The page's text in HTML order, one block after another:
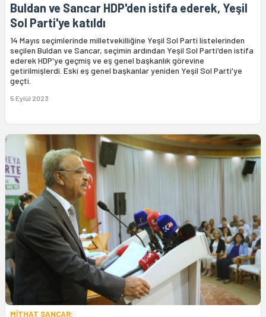
Buldan ve Sancar HDP'den istifa ederek, Yeşil
Sol Parti'ye katıldı
14 Mayıs seçimlerinde milletvekilliğine Yeşil Sol Parti listelerinden
seçilen Buldan ve Sancar, seçimin ardından Yeşil Sol Parti'den istifa
ederek HDP'ye geçmiş ve eş genel başkanlık görevine
getirilmişlerdi. Eski eş genel başkanlar yeniden Yeşil Sol Parti'ye
geçti.
5 Eylül 2023
MİTHAT SANCAR: